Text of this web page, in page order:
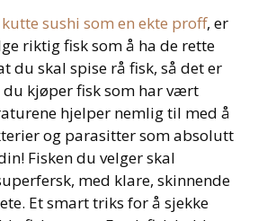
kutte sushi som en ekte proff, er
riktig fisk som å ha de rette
du skal spise rå fisk, så det er
du kjøper fisk som har vært
hjelper nemlig til med å
og parasitter som absolutt
Fisken du velger skal
med klare, skinnende
Et smart triks for å sjekke